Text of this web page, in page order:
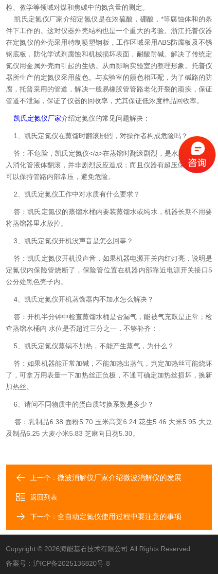
检、教学等领域对煤和焦碳中的氮含量的测定。
凯氏定氮仪厂家介绍定氮仪是在浓硫酸，硼酸，*等腐蚀体和的条
件下工作的。这对仪器外壳结构也是一个重大的考验。浙江托普仪器
在定氮仪的外壳采用特制喷塑钢板，工作区域采用ABS防腐板及不锈
钢底板，防化学试剂腐蚀和机械损坏表面，耐酸耐碱。解决了传统定
氮仪用金属外壳而引起的生锈。从而影响实验室的整理形象。托普仪
器所生产的定氮仪采用蓝色。与实验室的颜色相匹配，为了碱路的防
腐，托普采用的管道，解决一般易橡胶管管路老化开裂的顽疾，保证
管道不泄漏，保证了仪器的回收率，尤其保证低浓度样品回收率。
凯氏定氮仪厂家介绍定氮仪的常见问题解决：
1、凯氏定氮仪在蒸馏时翻滚剧烈，对操作者构成危险吗？
答：不危险，凯氏定氮仪</a>在蒸馏时翻滚剧烈，是水蒸气大量进
入消化管液体翻滚，并非剧烈反应造成；而且仪器有超压保护装置，
可以保持管路内部常压，避免危险。
2、凯氏定氮仪工作中对水质有什么要求？
答：凯氏定氮仪的蒸馏水桶内要装蒸馏水或纯水，机器长期不用要
将蒸馏器里水放掉。
3、凯氏定氮仪开机没声音是怎么回事？
答：凯氏定氮仪开机没声音，如果机器电源开关内红灯亮，说明是
定氮仪内保险管烧断了，保险管位置在机器内部靠近电源开关接口5
公分处黑色壳子内。
4、凯氏定氮仪开机蒸馏器内不加水怎么解决？
答：开机半分钟中检查蒸馏水桶是否漏气，能被气充鼓是正常；检
查蒸馏水桶内 水位是否超过三分之一，不够补齐；
5、凯氏定氮仪蒸锅不加热，不能产生蒸气，为什么？
答：如果机器能正常加碱，不能加热出蒸气，判定加热丝可能烧坏
了，可拿万用表量一下加热丝正负极，不通可确定加热丝损坏，换新
加热丝。
6、请问不同物质中的蛋白质转换系数是多少？
答：乳制品6.38 面粉5.70 玉米高粱6.24 花生5.46 大米5.95 大豆
及制品6.25 大麦小米5.83 芝麻向日葵5.30。
上一个： 微波消解仪厂家介绍微波消解仪的发展
返回列表
下一个： 全自动定氮仪使用过程中要注意的事项
Copyright © 2026海能基石技术有限公司 All Rights Reserved
备案号： 沪ICP备2025136820号-8